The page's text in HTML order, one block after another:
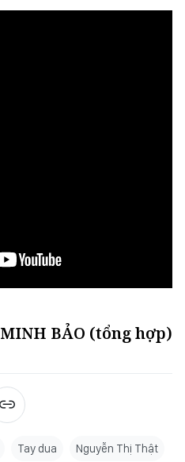
MINH BẢO (tổng hợp)
Tay dua Nguyễn Thị Thật